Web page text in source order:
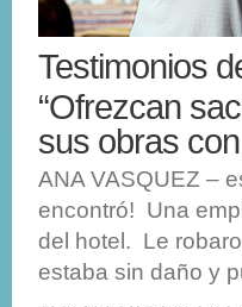
Testimonios
“Ofrezcan
sus obras
ANA VASQUEZ –
encontró! Una
del hotel. Le
estaba sin daño y